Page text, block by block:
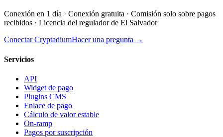
Conexión en 1 día · Conexión gratuita · Comisión solo sobre pagos
recibidos · Licencia del regulador de El Salvador
Conectar CryptadiumHacer una pregunta →
Servicios
API
Widget de pago
Plugins CMS
Enlace de pago
Cálculo de valor estable
On-ramp
Pagos por suscripción